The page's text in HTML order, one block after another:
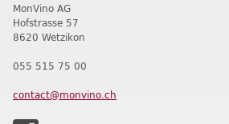
MonVino AG
Hofstrasse 57
8620 Wetzikon
055 515 75 00
contact@monvino.ch